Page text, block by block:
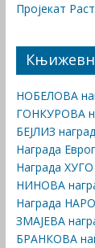
Пројекат
НОБЕЛОВА
ГОНКУРОВА
БЕЈЛИЗ
Награда
Награда
НИНОВА
Награда
ЗМАЈЕВА
БРАНКОВА